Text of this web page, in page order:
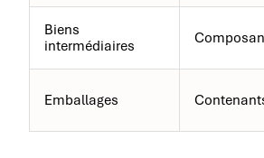
Biens
intermédiaires
Emballages